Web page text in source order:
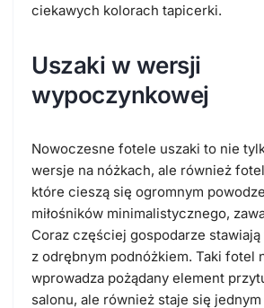
ciekawych kolorach tapicerki.
Uszaki w wersji
wypoczynkowej
Nowoczesne fotele uszaki to nie
wersje na nóżkach, ale również
które cieszą się ogromnym
miłośników minimalistycznego,
Coraz częściej gospodarze
z odrębnym podnóżkiem. Taki fotel
wprowadza pożądany element
salonu, ale również staje się jednym